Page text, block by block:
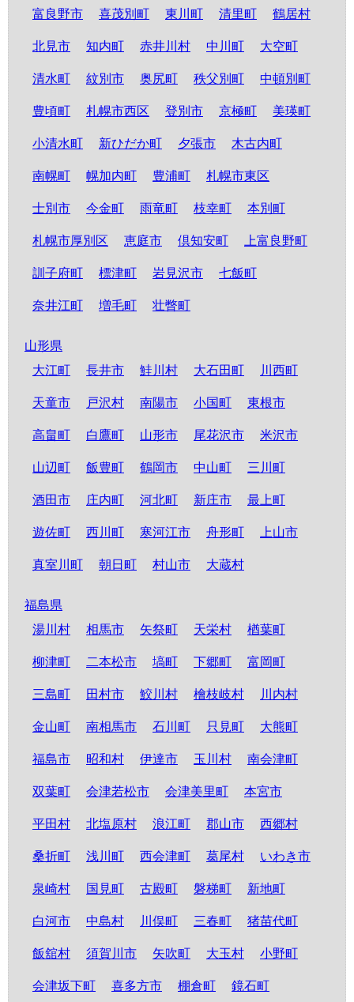
富良野市 喜茂別町 東川町 清里町 鶴居村
北見市 知内町 赤井川村 中川町 大空町
清水町 紋別市 奥尻町 秩父別町 中頓別町
豊頃町 札幌市西区 登別市 京極町 美瑛町
小清水町 新ひだか町 夕張市 木古内町
南幌町 幌加内町 豊浦町 札幌市東区
士別市 今金町 雨竜町 枝幸町 本別町
札幌市厚別区 恵庭市 倶知安町 上富良野町
訓子府町 標津町 岩見沢市 七飯町
奈井江町 増毛町 壮瞥町
山形県
大江町
長井市 鮭川村 大石田町 川西町
天童市 戸沢村 南陽市 小国町 東根市
高畠町 白鷹町 山形市 尾花沢市 米沢市
山辺町 飯豊町 鶴岡市 中山町 三川町
酒田市 庄内町 河北町 新庄市 最上町
遊佐町 西川町 寒河江市 舟形町 上山市
真室川町 朝日町 村山市 大蔵村
福島県
湯川村
相馬市 矢祭町 天栄村 楢葉町
柳津町 二本松市 塙町 下郷町 富岡町
三島町 田村市 鮫川村 檜枝岐村 川内村
金山町 南相馬市 石川町 只見町 大熊町
福島市 昭和村 伊達市 玉川村 南会津町
双葉町 会津若松市 会津美里町 本宮市
平田村 北塩原村 浪江町 郡山市 西郷村
桑折町 浅川町 西会津町 葛尾村 いわき市
泉崎村 国見町 古殿町 磐梯町 新地町
白河市 中島村 川俣町 三春町 猪苗代町
飯舘村 須賀川市 矢吹町 大玉村 小野町
会津坂下町 喜多方市 棚倉町 鏡石町